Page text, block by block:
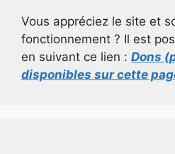
Vous appréciez le site et
fonctionnement ? Il est
en suivant ce lien : Dons
disponibles sur cette